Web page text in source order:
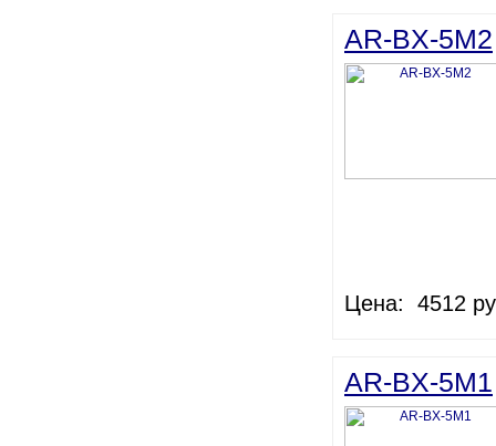
AR-BX-5M2
Цена: 4512
AR-BX-5M1